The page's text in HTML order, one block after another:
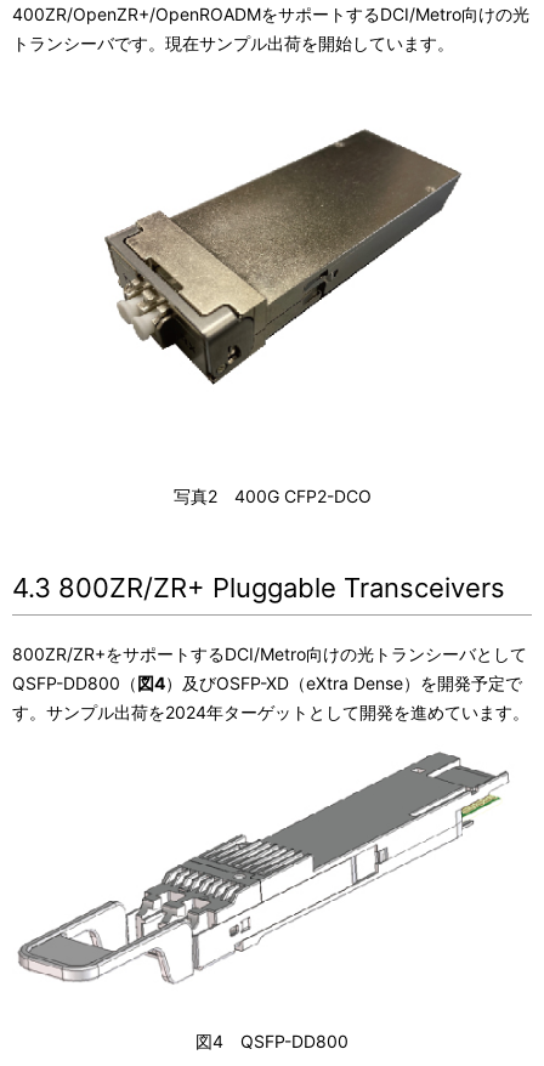
400ZR/OpenZR+/OpenROADMをサポートするDCI/Metro向けの光
トランシーバです。現在サンプル出荷を開始しています。
写真2 400G CFP2-DCO
4.3 800ZR/ZR+ Pluggable Transceivers
800ZR/ZR+をサポートするDCI/Metro向けの光トランシーバとして
QSFP-DD800（ 図4）及びOSFP-XD（eXtra Dense）を開発予定で
す。サンプル出荷を2024年ターゲットとして開発を進めています。
図4 QSFP-DD800